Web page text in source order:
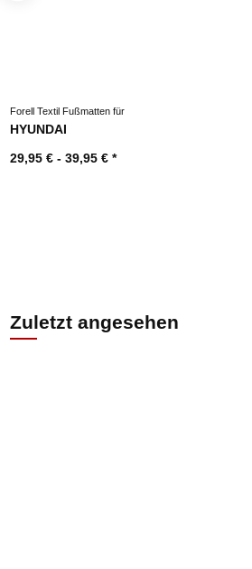
Forell Textil Fußmatten für
HYUNDAI
29,95 € -39,95 €*
Zuletzt angesehen